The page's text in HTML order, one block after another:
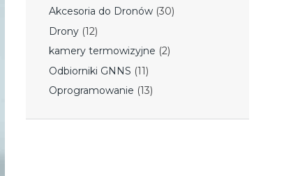
Akcesoria do Dronów (30)
Drony (12)
kamery termowizyjne (2)
Odbiorniki GNNS (11)
Oprogramowanie (13)